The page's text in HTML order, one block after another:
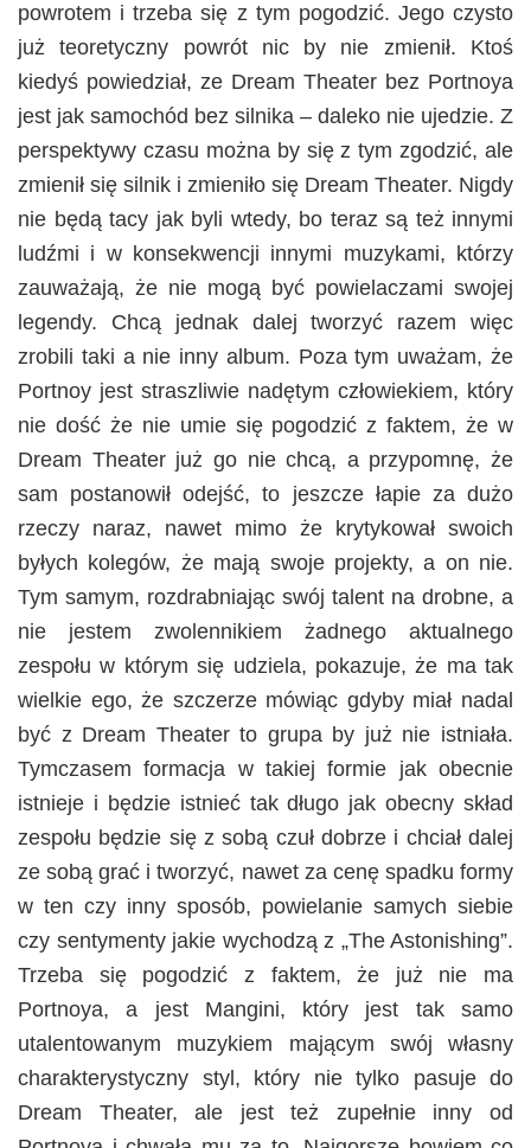
powrotem i trzeba się z tym pogodzić. Jego czysto
już teoretyczny powrót nic by nie zmienił. Ktoś
kiedyś powiedział, ze Dream Theater bez Portnoya
jest jak samochód bez silnika – daleko nie ujedzie. Z
perspektywy czasu można by się z tym zgodzić, ale
zmienił się silnik i zmieniło się Dream Theater. Nigdy
nie będą tacy jak byli wtedy, bo teraz są też innymi
ludźmi i w konsekwencji innymi muzykami, którzy
zauważają, że nie mogą być powielaczami swojej
legendy. Chcą jednak dalej tworzyć razem więc
zrobili taki a nie inny album. Poza tym uważam, że
Portnoy jest straszliwie nadętym człowiekiem, który
nie dość że nie umie się pogodzić z faktem, że w
Dream Theater już go nie chcą, a przypomnę, że
sam postanowił odejść, to jeszcze łapie za dużo
rzeczy naraz, nawet mimo że krytykował swoich
byłych kolegów, że mają swoje projekty, a on nie.
Tym samym, rozdrabniając swój talent na drobne, a
nie jestem zwolennikiem żadnego aktualnego
zespołu w którym się udziela, pokazuje, że ma tak
wielkie ego, że szczerze mówiąc gdyby miał nadal
być z Dream Theater to grupa by już nie istniała.
Tymczasem formacja w takiej formie jak obecnie
istnieje i będzie istnieć tak długo jak obecny skład
zespołu będzie się z sobą czuł dobrze i chciał dalej
ze sobą grać i tworzyć, nawet za cenę spadku formy
w ten czy inny sposób, powielanie samych siebie
czy sentymenty jakie wychodzą z „The Astonishing”.
Trzeba się pogodzić z faktem, że już nie ma
Portnoya, a jest Mangini, który jest tak samo
utalentowanym muzykiem mającym swój własny
charakterystyczny styl, który nie tylko pasuje do
Dream Theater, ale jest też zupełnie inny od